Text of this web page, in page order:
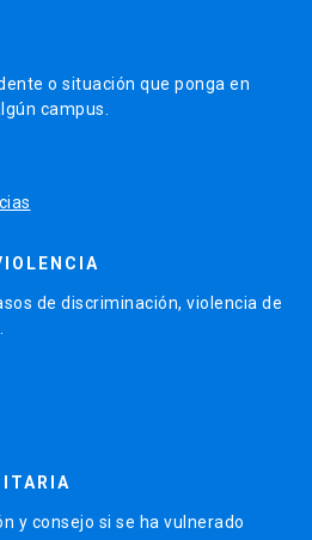
o situación que ponga en
campus.
de discriminación, violencia de
y consejo si se ha vulnerado